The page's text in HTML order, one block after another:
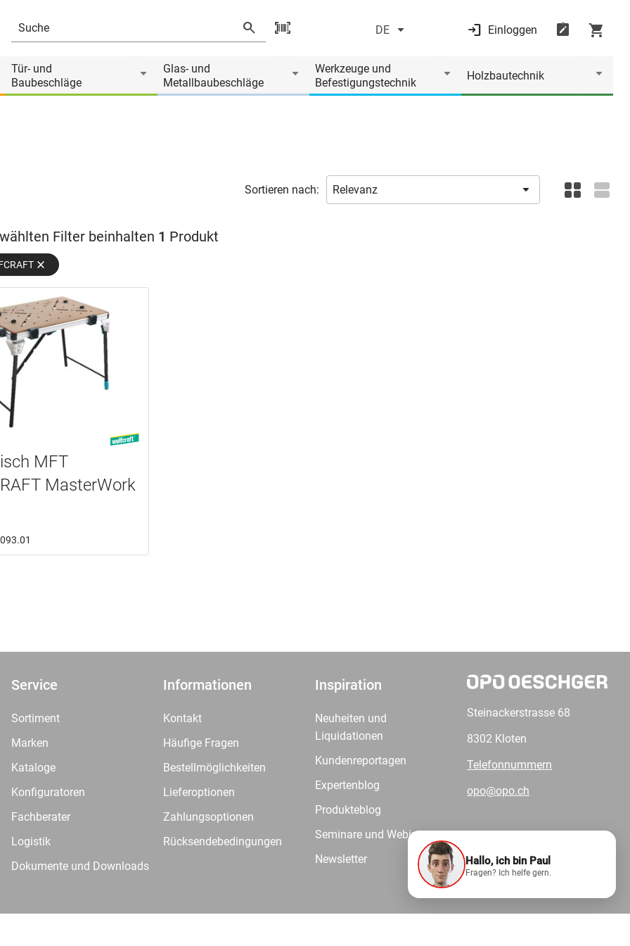
DE Einloggen
Tür- und
Baubeschläge
Glas- und
Metallbaubeschläge
Werkzeuge und
Befestigungstechnik
Holzbautechnik
Sortieren nach:
Filter beinhalten 1 Produkt
MFT
MasterWork
Service
Sortiment
Marken
Kataloge
Konfiguratoren
Fachberater
Logistik
Dokumente und Downloads
Informationen
Kontakt
Häufige Fragen
Bestellmöglichkeiten
Lieferoptionen
Zahlungsoptionen
Rücksendebedingungen
Inspiration
Neuheiten und
Liquidationen
Kundenreportagen
Expertenblog
Produkteblog
Seminare und Webinare
Newsletter
Steinackerstrasse 68
8302 Kloten
Telefonnummern
opo@opo.ch
Wir liefern.
Hallo, ich bin Paul
Fragen? Ich helfe gern.